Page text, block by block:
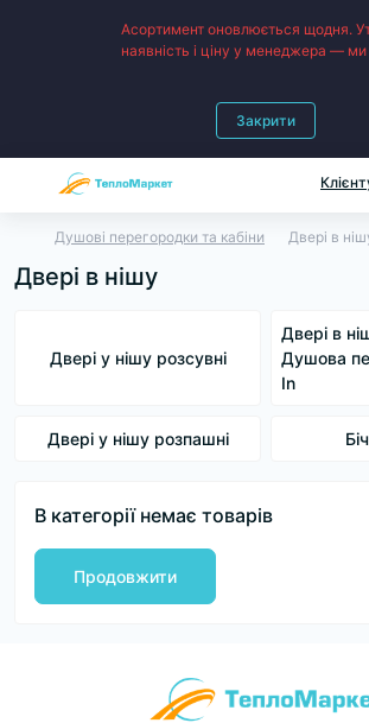
Асортимент оновлюється щодня.
наявність і ціну у менеджера — ми
Закрити
Душові перегородки та кабіни Двері в
Двері в нішу
Двері у нішу розсувні
Двері в
Душова
In
Двері у нішу розпашні
В категорії немає товарів
Продовжити